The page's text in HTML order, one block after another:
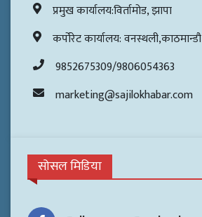
प्रमुख कार्यालय:विर्तामोड, झापा
कर्पोरेट कार्यालय: वनस्थली,काठमान्डौ
9852675309/9806054363
marketing@sajilokhabar.com
सोसल मिडिया